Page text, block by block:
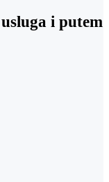
i putem